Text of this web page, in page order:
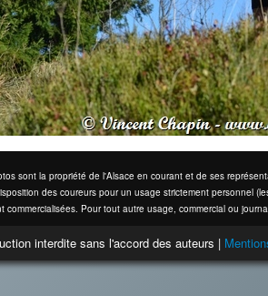
sont la propriété de l'Alsace en courant et de ses
des coureurs pour un usage strictement personnel
commercialisées. Pour tout autre usage, commercial ou
interdite sans l'accord des auteurs |